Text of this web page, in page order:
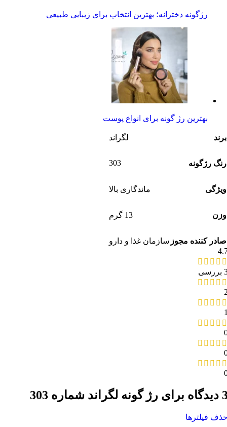
رژگونه دخترانه؛ بهترین انتخاب‌ برای زیبایی طبیعی
بهترین رژ گونه برای انواع پوست
برند لگراند
رنگ رژگونه 303
ویژگی ماندگاری بالا
وزن 13 گرم
صادر کننده مجوز سازمان غذا و دارو
برای رژ گونه لگراند شماره 303
فیلترها